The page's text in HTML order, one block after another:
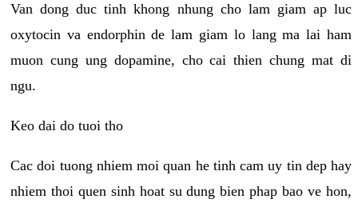
Van dong duc tinh khong nhung cho lam giam ap luc
oxytocin va endorphin de lam giam lo lang ma lai ham
muon cung ung dopamine, cho cai thien chung mat di
ngu.
Keo dai do tuoi tho
Cac doi tuong nhiem moi quan he tinh cam uy tin dep hay
nhiem thoi quen sinh hoat su dung bien phap bao ve hon,